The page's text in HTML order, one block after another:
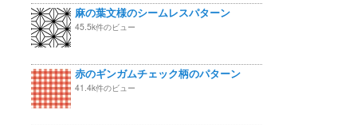
麻の葉文様のシームレスパターン
45.5k件のビュー
赤のギンガムチェック柄のパターン
41.4k件のビュー